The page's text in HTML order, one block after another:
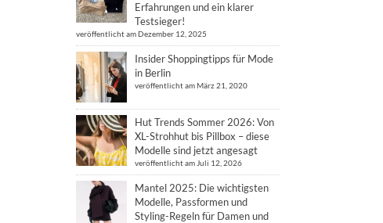
Erfahrungen und ein klarer
Testsieger!
veröffentlicht am Dezember 12, 2025
Insider Shoppingtipps für Mode
in Berlin
veröffentlicht am März 21, 2020
Hut Trends Sommer 2026: Von
XL-Strohhut bis Pillbox – diese
Modelle sind jetzt angesagt
veröffentlicht am Juli 12, 2026
Mantel 2025: Die wichtigsten
Modelle, Passformen und
Styling-Regeln für Damen und